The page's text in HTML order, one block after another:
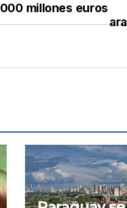
millones euros